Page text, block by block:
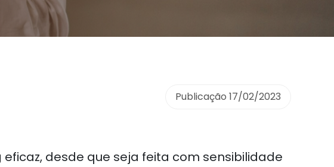
Publicação 17/02/2023
desde que seja feita com sensibilidade